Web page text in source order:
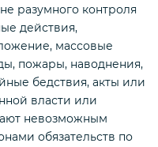
разумного контроля
действия,
массовые
пожары, наводнения,
бедствия, акты или
власти или
невозможным
обязательств по